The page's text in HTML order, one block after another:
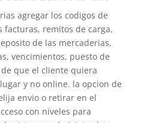
agregar los codigos de
facturas, remitos de carga,
de las mercaderias,
vencimientos, puesto de
que el cliente quiera
y no online. la opcion de
envio o retirar en el
con niveles para